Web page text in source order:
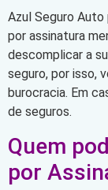
Azul Seguro Auto
por assinatura
descomplicar a
seguro, por isso,
burocracia. Em
de seguros.
Quem
por